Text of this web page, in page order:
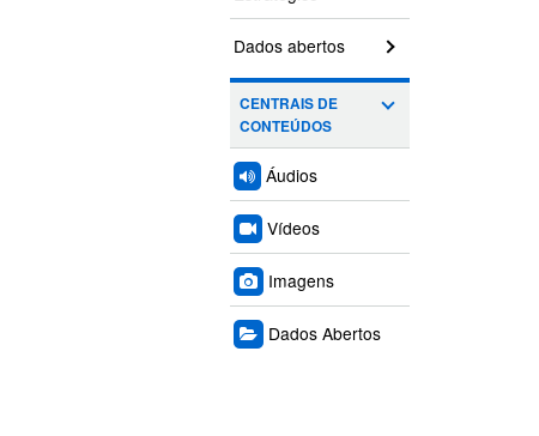
Dados abertos
CENTRAIS DE
CONTEÚDOS
Áudios
Vídeos
Imagens
Dados Abertos